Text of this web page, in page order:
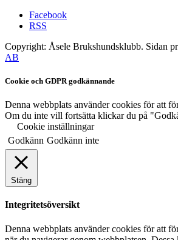
Facebook
RSS
Copyright: Åsele Brukshundsklubb. Sidan
AB
Cookie och GDPR godkännande
Denna webbplats använder cookies för att
Om du inte vill fortsätta klickar du på
Cookie inställningar
Godkänn Godkänn inte
Stäng
Integritetsöversikt
Denna webbplats använder cookies för att